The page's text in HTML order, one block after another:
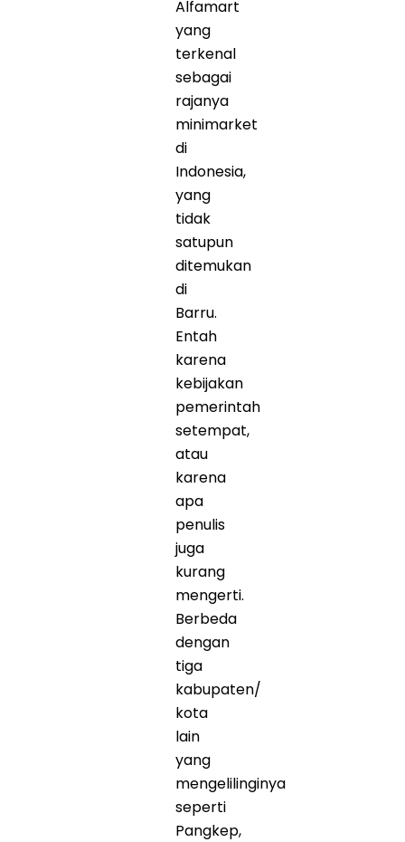
Alfamart
yang
terkenal
sebagai
rajanya
minimarket
di
Indonesia,
yang
tidak
satupun
ditemukan
di
Barru.
Entah
karena
kebijakan
pemerintah
setempat,
atau
karena
apa
penulis
juga
kurang
mengerti.
Berbeda
dengan
tiga
kabupaten/
kota
lain
yang
mengelilinginya
seperti
Pangkep,